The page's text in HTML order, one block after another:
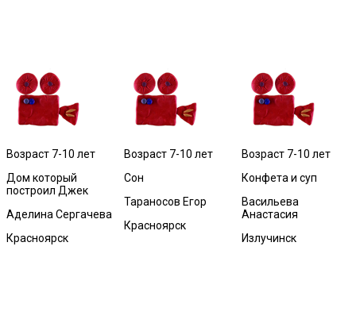
Возраст 7-10 лет
Дом который
построил Джек
Аделина Сергачева
Красноярск
Возраст 7-10 лет
Сон
Тараносов Егор
Красноярск
Возраст 7-10 лет
Конфета и суп
Васильева
Анастасия
Излучинск